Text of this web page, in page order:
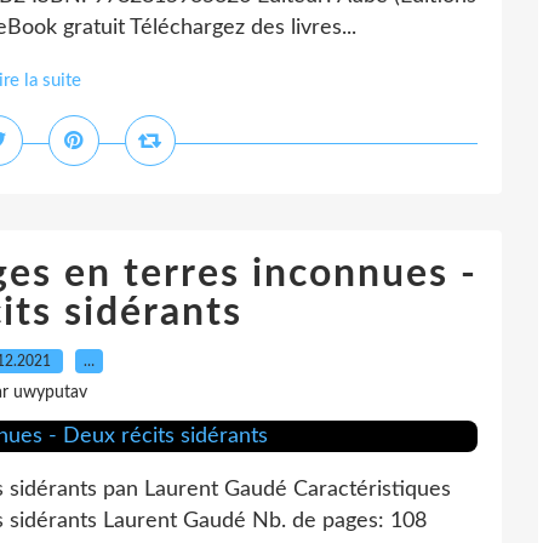
gratuit Téléchargez des livres...
la suite
en terres inconnues -
sidérants
…
uwyputav
pan Laurent Gaudé Caractéristiques
Laurent Gaudé Nb. de pages: 108